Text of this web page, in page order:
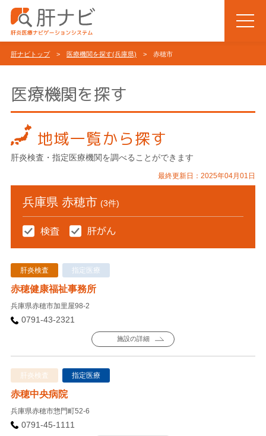
肝ナビトップ> 医療機関を探す(兵庫県) > 赤穂市
医療機関を探す
地域一覧から探す
肝炎検査・指定医療機関を調べることができます
最終更新日：2025年04月01日
兵庫県 赤穂市 (3件)
肝炎検査 指定医療
赤穂健康福祉事務所
兵庫県赤穂市加里屋98-2
0791-43-2321
施設の詳細
肝炎検査 指定医療
赤穂中央病院
兵庫県赤穂市惣門町52-6
0791-45-1111